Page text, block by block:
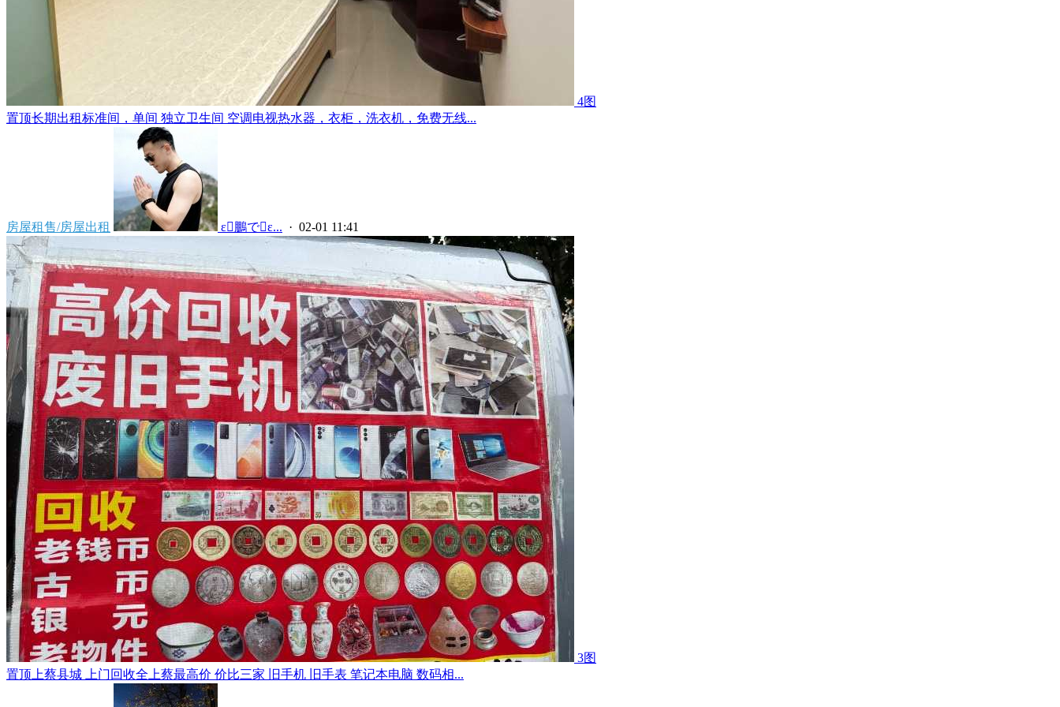
4图
置顶长期出租标准间，单间 独立卫生间 空调电视热水器，衣柜，洗衣机，免费无线...
房屋租售/房屋出租  ε鵬でε... · 02-01 11:41
3图
置顶 上蔡县城 上门回收全上蔡最高价 价比三家 旧手机 旧手表 笔记本电脑 数码相...